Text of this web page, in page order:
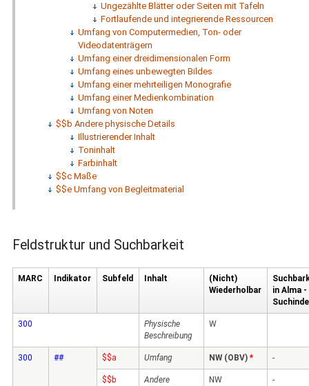
Ungezählte Blätter oder Seiten mit Tafeln
Fortlaufende und integrierende Ressourcen
Umfang von Computermedien, Ton- oder
Videodatenträgern
Umfang einer dreidimensionalen Form
Umfang eines unbewegten Bildes
Umfang einer mehrteiligen Monografie
Umfang einer Medienkombination
Umfang von Noten
$$b Andere physische Details
Illustrierender Inhalt
Toninhalt
Farbinhalt
$$c Maße
$$e Umfang von Begleitmaterial
Feldstruktur und Suchbarkeit
MARC Indikator Subfeld Inhalt
(Nicht)
Wiederholbar
in Alma -
300
Physische
Beschreibung
W
300 ## $$a Umfang NW (OBV) * -
$$b
Andere
NW -